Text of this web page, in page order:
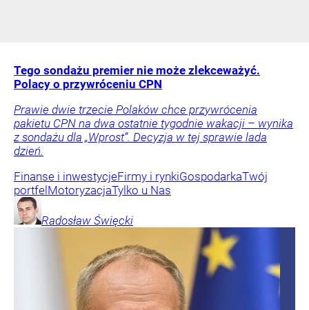
Tego sondażu premier nie może zlekceważyć.
Polacy o przywróceniu CPN
Prawie dwie trzecie Polaków chce przywrócenia
pakietu CPN na dwa ostatnie tygodnie wakacji – wynika
z sondażu dla „Wprost”. Decyzja w tej sprawie lada
dzień.
Finanse i inwestycjeFirmy i rynkiGospodarkaTwój
portfel MotoryzacjaTylko u Nas
Radosław Święcki